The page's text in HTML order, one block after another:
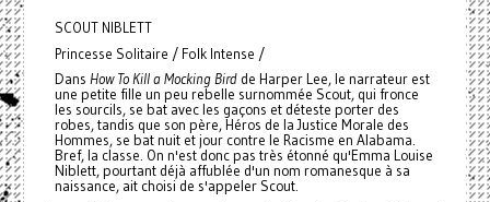
SCOUT NIBLETT
Princesse Solitaire / Folk Intense /
Dans How To Kill a Mocking Birdde Harper Lee, le narrateur est
une petite fille un peu rebelle surnommée Scout, qui fronce
les sourcils, se bat avec les gaçons et déteste porter des
robes, tandis que son père, Héros de la Justice Morale des
Hommes, se bat nuit et jour contre le Racisme en Alabama.
Bref, la classe. On n'est donc pas très étonné qu'Emma Louise
Niblett, pourtant déjà affublée d'un nom romanesque à sa
naissance, ait choisi de s'appeler Scout.